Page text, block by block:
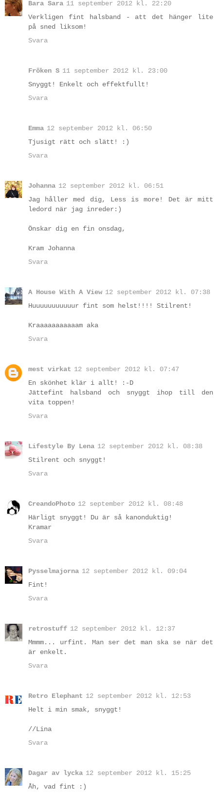
Bara Sara 11 september 2012 kl. 22:20
Verkligen fint halsband - att det hänger lite
på sned liksom!
Svara
Fröken S 11 september 2012 kl. 23:00
Snyggt! Enkelt och effektfullt!
Svara
Emma 12 september 2012 kl. 06:50
Tjusigt rätt och slätt! :)
Svara
Johanna 12 september 2012 kl. 06:51
Jag håller med dig, Less is more! Det är mitt
ledord när jag inreder:)
Önskar dig en fin onsdag,
Kram Johanna
Svara
A House With A View 12 september 2012 kl. 07:38
Huuuuuuuuuuur fint som helst!!!! Stilrent!
Kraaaaaaaaaaam aka
Svara
mest virkat 12 september 2012 kl. 07:47
En skönhet klär i allt! :-D
Jättefint halsband och snyggt ihop till den
vita toppen!
Svara
Lifestyle By Lena 12 september 2012 kl. 08:38
Stilrent och snyggt!
Svara
CreandoPhoto 12 september 2012 kl. 08:48
Härligt snyggt! Du är så kanonduktig!
Kramar
Svara
Pysselmajorna 12 september 2012 kl. 09:04
Fint!
Svara
retrostuff 12 september 2012 kl. 12:37
Mmmm... urfint. Man ser det man ska se när det
är enkelt.
Svara
Retro Elephant 12 september 2012 kl. 12:53
Helt i min smak, snyggt!
//Lina
Svara
Dagar av lycka 12 september 2012 kl. 15:25
Åh, vad fint :)